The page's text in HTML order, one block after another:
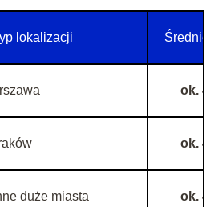
lokalizacji Średnie
ok.
ok.
duże miasta ok.